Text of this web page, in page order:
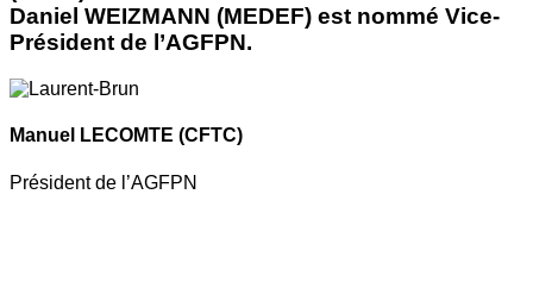
Daniel WEIZMANN (MEDEF) est nommé Vice-
Président de l’AGFPN.
Manuel LECOMTE (CFTC)
Président de l’AGFPN